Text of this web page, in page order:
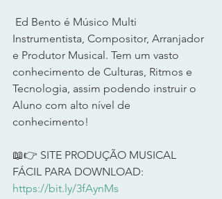
Instrumentista, Compositor, Arranjador
e Produtor Musical. Tem um vasto
conhecimento de Culturas, Ritmos e
Tecnologia, assim podendo instruir o
Aluno com alto nível de
conhecimento!
📖👉 SITE PRODUÇÃO MUSICAL
FÁCIL PARA DOWNLOAD:
https://bit.ly/3fAynMs